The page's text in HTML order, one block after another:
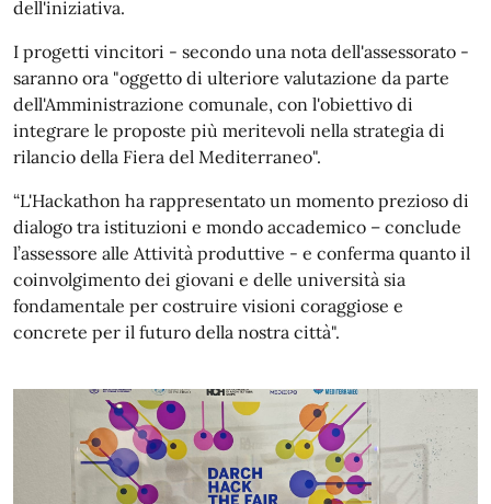
dell'iniziativa.
I progetti vincitori - secondo una nota dell'assessorato -
saranno ora "oggetto di ulteriore valutazione da parte
dell'Amministrazione comunale, con l'obiettivo di
integrare le proposte più meritevoli nella strategia di
rilancio della Fiera del Mediterraneo".
“L'Hackathon ha rappresentato un momento prezioso di
dialogo tra istituzioni e mondo accademico – conclude
l’assessore alle Attività produttive - e conferma quanto il
coinvolgimento dei giovani e delle università sia
fondamentale per costruire visioni coraggiose e
concrete per il futuro della nostra città".